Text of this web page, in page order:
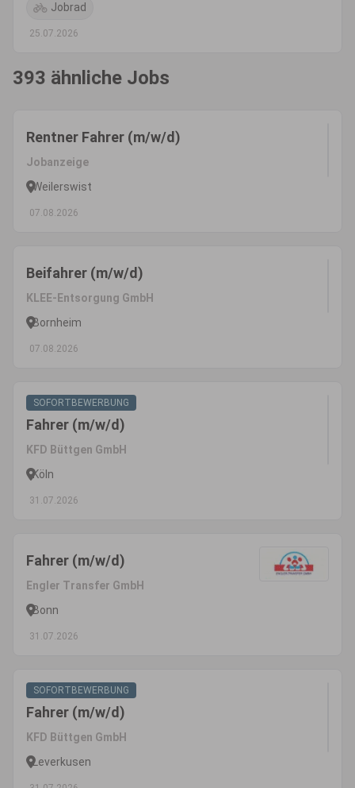
Jobrad
25.07.2026
393 ähnliche Jobs
Rentner Fahrer (m/w/d)
Jobanzeige
Weilerswist
07.08.2026
Beifahrer (m/w/d)
KLEE-Entsorgung GmbH
Bornheim
07.08.2026
SOFORTBEWERBUNG
Fahrer (m/w/d)
KFD Büttgen GmbH
Köln
31.07.2026
Fahrer (m/w/d)
Engler Transfer GmbH
Bonn
31.07.2026
SOFORTBEWERBUNG
Fahrer (m/w/d)
KFD Büttgen GmbH
Leverkusen